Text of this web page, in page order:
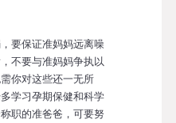
保证准妈妈远离噪
不要与准妈妈争执以
你对这些还一无所
学习孕期保健和科学
职的准爸爸，可要努